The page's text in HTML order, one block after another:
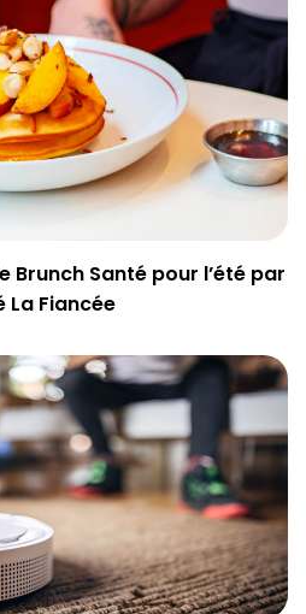
Brunch Santé pour l’été par
La Fiancée